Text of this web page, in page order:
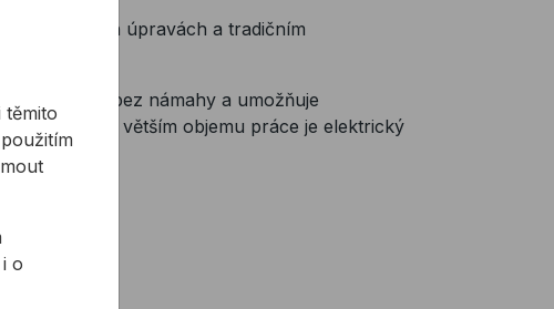
truhlářských úpravách a tradičním
síly.
materiálu bez námahy a umožňuje
Při větším objemu práce je elektrický
těmito
o